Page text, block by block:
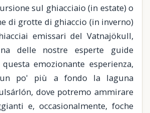
sul ghiacciaio (in estate) o
di grotte di ghiaccio (in inverno)
emissari del Vatnajökull,
delle nostre esperte guide
emozionante esperienza,
un po' più a fondo la laguna
dove potremo ammirare
e, occasionalmente, foche